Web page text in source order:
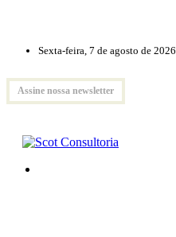
Sexta-feira, 7 de agosto de 2026
Assine nossa newsletter